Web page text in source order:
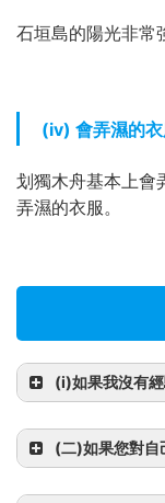
石垣島的陽光非常
(iv) 會弄濕的衣
划獨木舟基本上會
弄濕的衣服。
(i)如果我沒有
(二)如果您對自